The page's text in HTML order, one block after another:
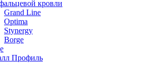
кровли
Grand Line
Optima
Stynergy
Borge
Профиль